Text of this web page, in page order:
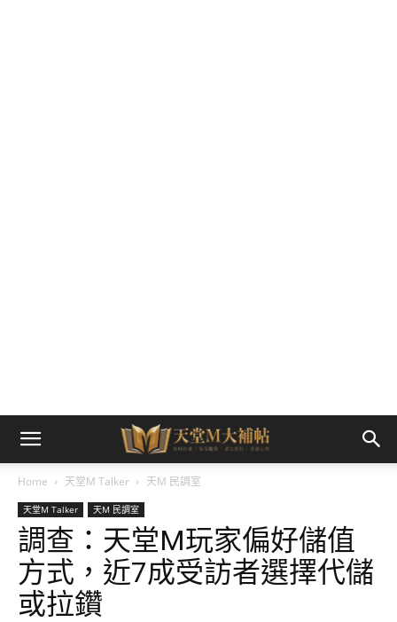
Home 天堂M Talker 天M 民調室
天堂M Talker 天M 民調室
調查：天堂M玩家偏好儲值
方式，近7成受訪者選擇代儲
或拉鑽